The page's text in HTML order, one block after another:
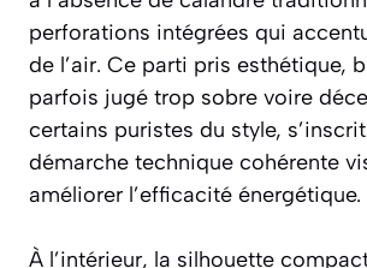
perforations intégrées qui
de l’air. Ce parti pris esthétique,
parfois jugé trop sobre voire
certains puristes du style,
démarche technique cohérente
améliorer l’efficacité énergétique.
À l’intérieur, la silhouette